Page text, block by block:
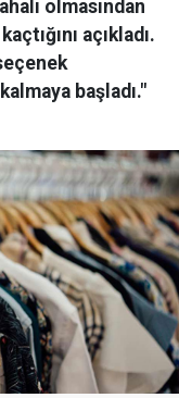
olmasından
açıkladı.
başladı."